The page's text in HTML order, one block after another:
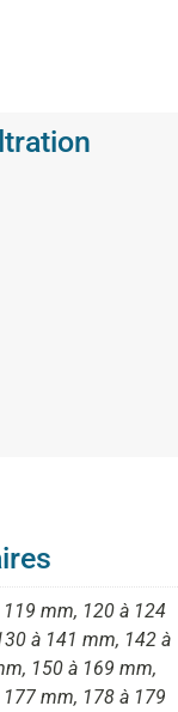
mm, 120 à 124
à 141 mm, 142 à
150 à 169 mm,
mm, 178 à 179